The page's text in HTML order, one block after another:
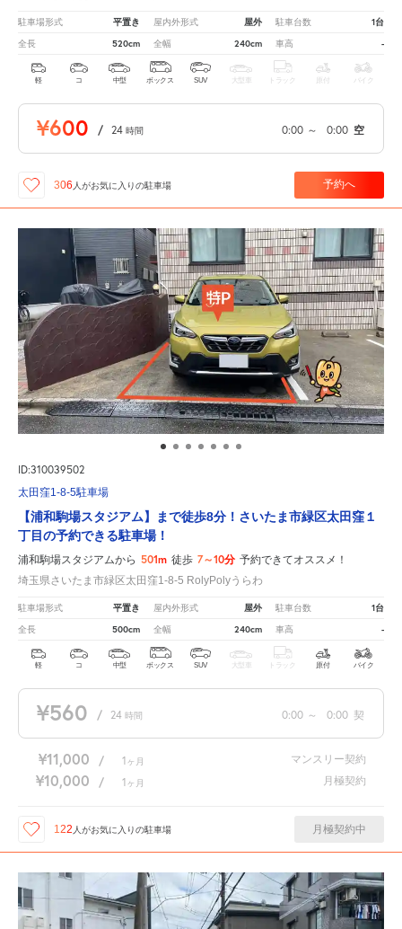
駐車場形式 平置き 屋内外形式 屋外 駐車台数 1台
全長 520cm 全幅 240cm 車高 -
軽 コ 中型 ボックス SUV 大型車 トラック 原付 バイク
¥600 / 24 時間 0:00 ～ 0:00 空
306 人がお気に入りの駐車場 予約へ
ID:310039502
太田窪1-8-5駐車場
【浦和駒場スタジアム】まで徒歩8分！さいたま市緑区太田窪１
丁目の予約できる駐車場！
浦和駒場スタジアムから 501m 徒歩 7～10分 予約できてオススメ！
埼玉県さいたま市緑区太田窪1-8-5 RolyPolyうらわ
駐車場形式 平置き 屋内外形式 屋外 駐車台数 1台
全長 500cm 全幅 240cm 車高 -
軽 コ 中型 ボックス SUV 大型車 トラック 原付 バイク
¥560 / 24 時間 0:00 ～ 0:00 契
¥11,000 / 1 ヶ月 マンスリー契約
¥10,000 / 1 ヶ月 月極契約
122 人がお気に入りの駐車場 月極契約中